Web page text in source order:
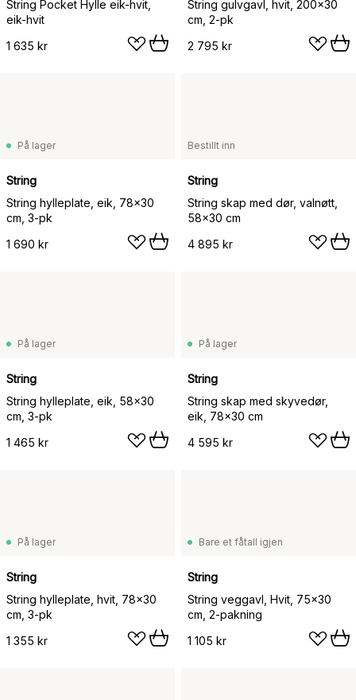
String Pocket Hylle eik-hvit,
eik-hvit
1 635 kr
String gulvgavl, hvit, 200x30
cm, 2-pk
2 795 kr
På lager
String
String hylleplate, eik, 78x30
cm, 3-pk
1 690 kr
Bestillt inn
String
String skap med dør, valnøtt,
58x30 cm
4 895 kr
På lager
String
String hylleplate, eik, 58x30
cm, 3-pk
1 465 kr
På lager
String
String skap med skyvedør,
eik, 78x30 cm
4 595 kr
På lager
String
String hylleplate, hvit, 78x30
cm, 3-pk
1 355 kr
Bare et fåtall igjen
String
String veggavl, Hvit, 75x30
cm, 2-pakning
1 105 kr